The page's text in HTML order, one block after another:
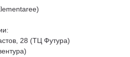
28 (ТЦ Футура)